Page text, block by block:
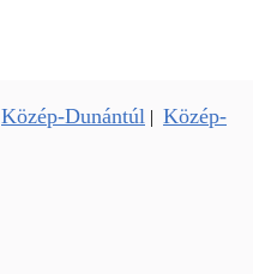
Közép-Dunántúl | Közép-